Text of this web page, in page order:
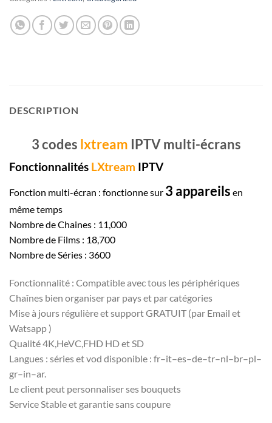
DESCRIPTION
3 codes lxtream IPTV multi-écrans
Fonctionnalités LXtream IPTV
Fonction multi-écran : fonctionne sur 3 appareils en
même temps
Nombre de Chaines : 11,000
Nombre de Films : 18,700
Nombre de Séries : 3600
Fonctionnalité : Compatible avec tous les périphériques
Chaînes bien organiser par pays et par catégories
Mise à jours régulière et support GRATUIT (par Email et
Watsapp )
Qualité 4K,HeVC,FHD HD et SD
Langues : séries et vod disponible : fr–it–es–de–tr–nl–br–pl–
gr–in–ar.
Le client peut personnaliser ses bouquets
Service Stable et garantie sans coupure